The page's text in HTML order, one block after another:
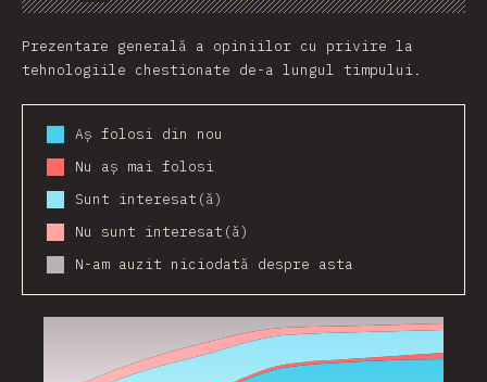
Grafic Date
Share
Prezentare generală a opiniilor cu privire la
tehnologiile chestionate de-a lungul timpului.
Aș folosi din nou
Nu aș mai folosi
Sunt interesat(ă)
Nu sunt interesat(ă)
N-am auzit niciodată despre asta
2016 2017 2018 2019 2020 2021